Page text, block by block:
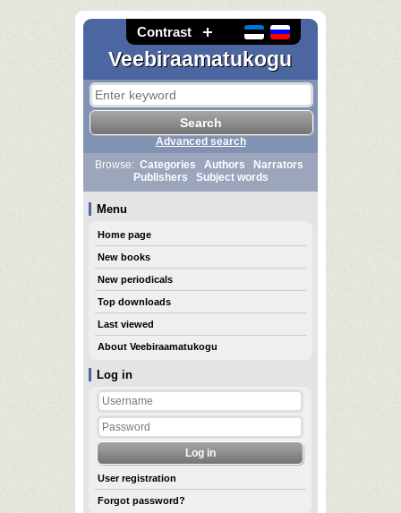
Contrast
Veebiraamatukogu
Log in
User registration
Forgot password?
Advanced search
Browse: Categories Authors
Narrators
Publishers
Subject words
Menu
Home page
New books
New periodicals
Top downloads
Last viewed
About Veebiraamatukogu